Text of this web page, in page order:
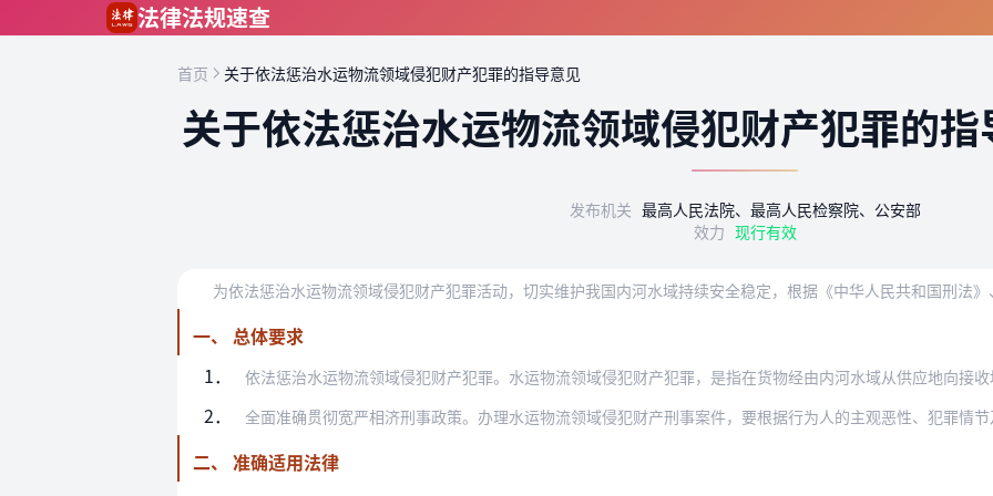
法律法规速查
首页 关于依法惩治水运物流领域侵犯财产犯罪的指导意见
关于依法惩治水运物流领域侵犯财产犯罪的
发布机关 最高人民法院、最高人民检察院、公安部
效力 现行有效
一、 总体要求
1．
依法惩治水运物流领域侵犯财产犯罪。水运物流领域侵犯财产犯罪，是指在货物经由内河水域从供应地向接收地的运输、装卸、储存
2． 全面准确贯彻宽严相济刑事政策。办理水运物流领域侵犯财产刑事案件，要根据行为人的主观恶性、犯罪情节及其地位、作用等情况
二、 准确适用法律